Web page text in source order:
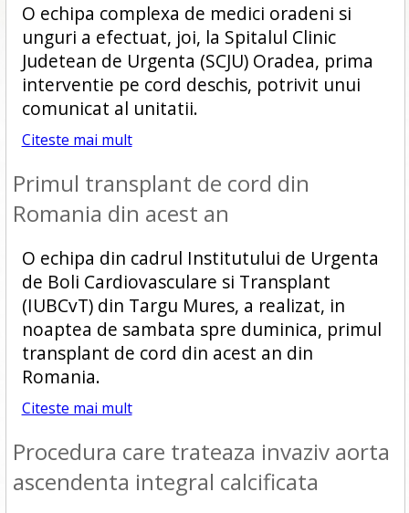
O echipa complexa de medici oradeni si
unguri a efectuat, joi, la Spitalul Clinic
Judetean de Urgenta (SCJU) Oradea, prima
interventie pe cord deschis, potrivit unui
comunicat al unitatii.
Citeste mai mult
Primul transplant de cord din
Romania din acest an
O echipa din cadrul Institutului de Urgenta
de Boli Cardiovasculare si Transplant
(IUBCvT) din Targu Mures, a realizat, in
noaptea de sambata spre duminica, primul
transplant de cord din acest an din
Romania.
Citeste mai mult
Procedura care trateaza invaziv aorta
ascendenta integral calcificata